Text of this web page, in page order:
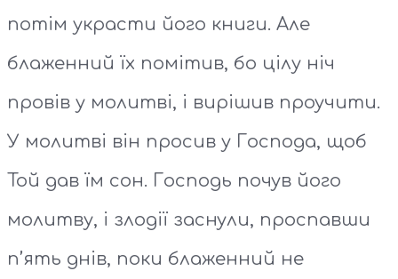
потім украсти його книги. Але
блаженний їх помітив, бо цілу ніч
провів у молитві, і вирішив проучити.
У молитві він просив у Господа, щоб
Той дав їм сон. Господь почув його
молитву, і злодії заснули, проспавши
п’ять днів, поки блаженний не